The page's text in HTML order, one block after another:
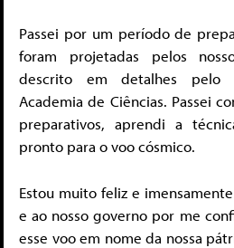
Passei por um período de
foram projetadas pelos
descrito em detalhes pelo
Academia de Ciências. Passei
preparativos, aprendi a
pronto para o voo cósmico.
Estou muito feliz e
e ao nosso governo por me
esse voo em nome da nossa